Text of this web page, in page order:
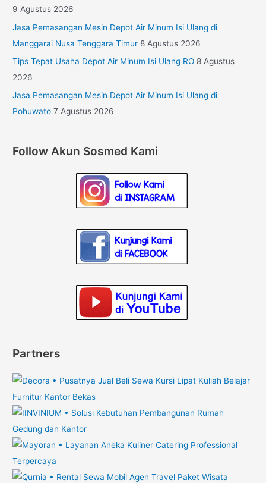
9 Agustus 2026
Jasa Pemasangan Mesin Depot Air Minum Isi Ulang di
Manggarai Nusa Tenggara Timur 8 Agustus 2026
Tips Tepat Usaha Depot Air Minum Isi Ulang RO 8 Agustus
2026
Jasa Pemasangan Mesin Depot Air Minum Isi Ulang di
Pohuwato 7 Agustus 2026
Follow Akun Sosmed Kami
Partners